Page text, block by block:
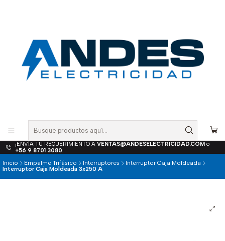
¡ENVÍA TU REQUERIMIENTO A VENTAS@ANDESELECTRICIDAD.COMo
+56 9 8701 3080.
Inicio
Empalme Trifásico Interruptores
Interruptor Caja Moldeada
Interruptor Caja Moldeada 3x250 A